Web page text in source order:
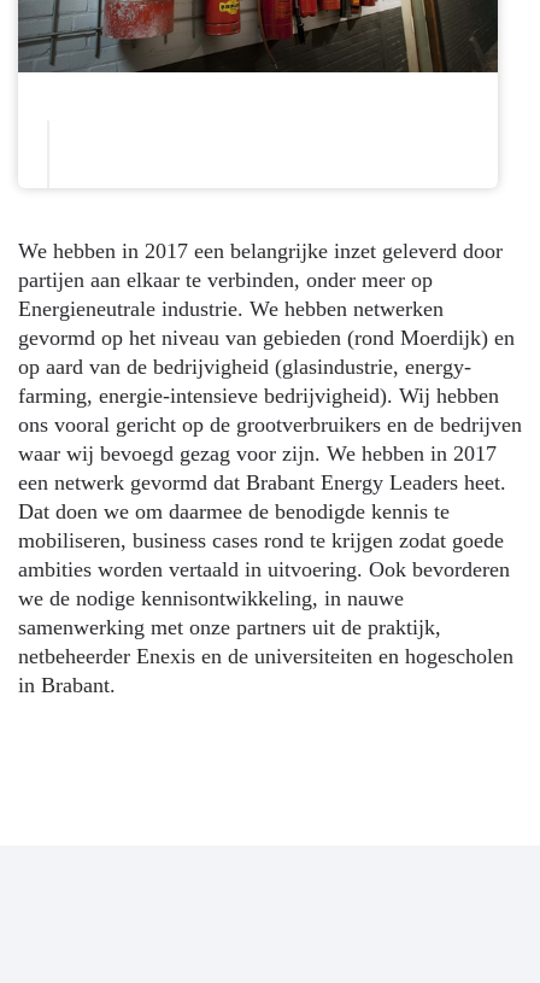
We hebben in 2017 een belangrijke inzet geleverd door
partijen aan elkaar te verbinden, onder meer op
Energieneutrale industrie. We hebben netwerken
gevormd op het niveau van gebieden (rond Moerdijk) en
op aard van de bedrijvigheid (glasindustrie, energy-
farming, energie-intensieve bedrijvigheid). Wij hebben
ons vooral gericht op de grootverbruikers en de bedrijven
waar wij bevoegd gezag voor zijn. We hebben in 2017
een netwerk gevormd dat Brabant Energy Leaders heet.
Dat doen we om daarmee de benodigde kennis te
mobiliseren, business cases rond te krijgen zodat goede
ambities worden vertaald in uitvoering. Ook bevorderen
we de nodige kennisontwikkeling, in nauwe
samenwerking met onze partners uit de praktijk,
netbeheerder Enexis en de universiteiten en hogescholen
in Brabant.